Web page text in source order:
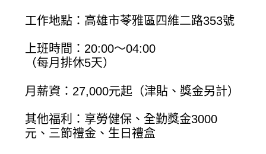
工作地點：高雄市苓雅區四維二路353號
上班時間：20:00～04:00
（每月排休5天）
月薪資：27,000元起（津貼、獎金另計）
其他福利：享勞健保、全勤獎金3000
元、三節禮金、生日禮盒